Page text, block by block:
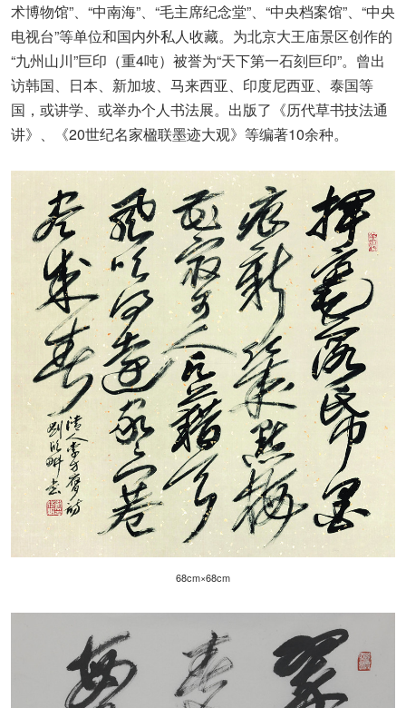
术博物馆”、“中南海”、“毛主席纪念堂”、“中央档案馆”、“中央
电视台”等单位和国内外私人收藏。为北京大王庙景区创作的
“九州山川”巨印（重4吨）被誉为“天下第一石刻巨印”。曾出
访韩国、日本、新加坡、马来西亚、印度尼西亚、泰国等
国，或讲学、或举办个人书法展。出版了《历代草书技法通
讲》、《20世纪名家楹联墨迹大观》等编著10余种。
68cm×68cm